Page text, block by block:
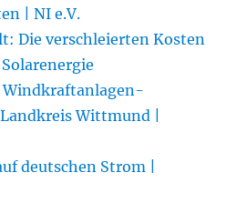
| NI e.V.
Die verschleierten Kosten
Windkraftanlagen-
Wittmund |
deutschen Strom |